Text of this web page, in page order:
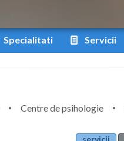
Specialitati Servicii
Centre de psihologie
servicii